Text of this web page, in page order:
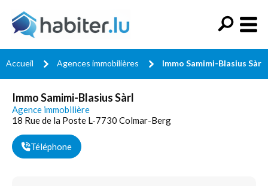
Accueil Agences immobilières Immo Samimi-Blasius Sàrl
Immo Samimi-Blasius Sàrl
Agence immobilière
18 Rue de la Poste L-7730 Colmar-Berg
Téléphone